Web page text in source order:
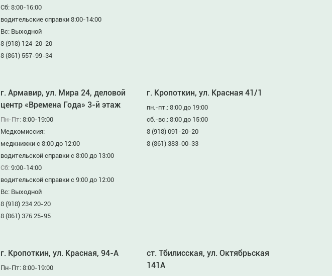
Сб: 8:00-16:00
водительские справки 8:00-14:00
Вс: Выходной
8 (918) 124-20-20
8 (861) 557-99-34
г. Армавир, ул. Мира 24, деловой
центр «Времена Года» 3-й этаж
Пн-Пт: 8:00-19:00
Медкомиссия:
медкнижки с 8:00 до 12:00
водительской справки с 8:00 до 13:00
Сб: 9:00-14:00
водительской справки с 9:00 до 12:00
Вс: Выходной
8 (918) 234 20-20
8 (861) 376 25-95
г. Кропоткин, ул. Красная 41/1
пн.-пт.: 8:00 до 19:00
сб.-вс.: 8:00 до 15:00
8 (918) 091-20-20
8 (861) 383-00-33
г. Кропоткин, ул. Красная, 94-А
Пн-Пт: 8:00-19:00
ст. Тбилисская, ул. Октябрьская
141А